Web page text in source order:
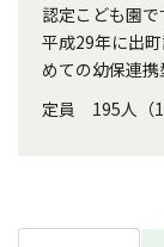
認定こども園で
平成29年に出
めての幼保連携
定員 195人（1